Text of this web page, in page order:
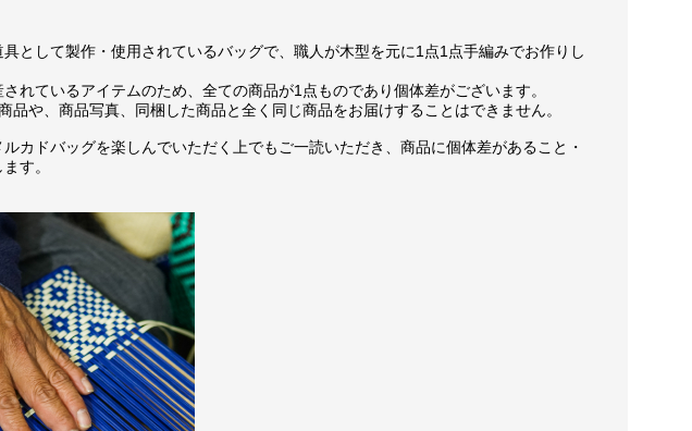
として製作・使用されているバッグで、職人が木型を元に1点1点手編みでお作りし
れているアイテムのため、全ての商品が1点ものであり個体差がございます。
や、商品写真、同梱した商品と全く同じ商品をお届けすることはできません。
カドバッグを楽しんでいただく上でもご一読いただき、商品に個体差があること・
す。